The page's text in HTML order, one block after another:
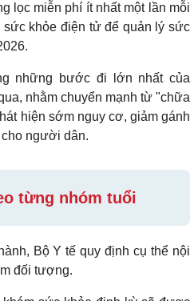
lọc miễn phí ít nhất một lần mỗi
khỏe điện tử để quản lý sức
những bước đi lớn nhất của
nhằm chuyển mạnh từ "chữa
hiện sớm nguy cơ, giảm gánh
cho người dân.
từng nhóm tuổi
Bộ Y tế quy định cụ thể nội
đối tượng.